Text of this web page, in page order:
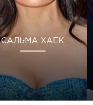
САЛЬМА ХАЕК